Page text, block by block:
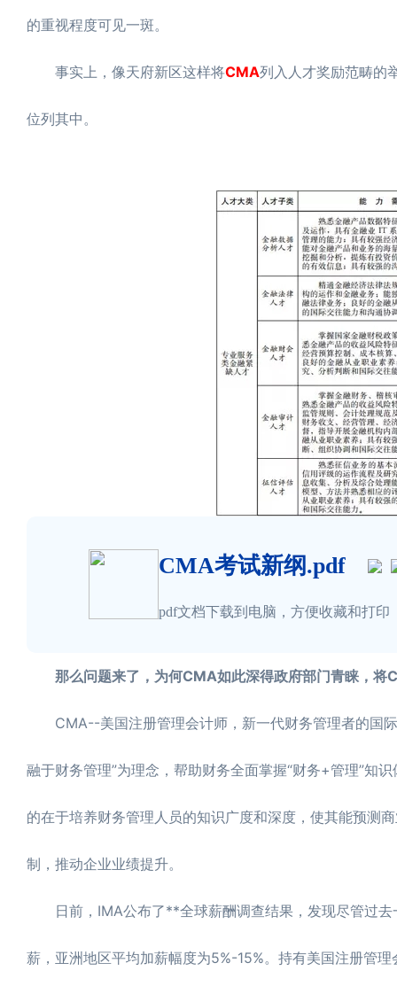
的重视程度可见一斑。
事实上，像天府新区这样将CMA列入人才奖励范畴的
位列其中。
CMA考试新纲.pdf
pdf文档下载到电脑，方便收藏和打印
那么问题来了，为何CMA如此深得政府部门青睐，将
CMA--美国注册管理会计师，新一代财务管理者的国际
融于财务管理”为理念，帮助财务全面掌握“财务+管理”知
的在于培养财务管理人员的知识广度和深度，使其能预测
制，推动企业业绩提升。
日前，IMA公布了**全球薪酬调查结果，发现尽管过去
薪，亚洲地区平均加薪幅度为5%-15%。持有美国注册管